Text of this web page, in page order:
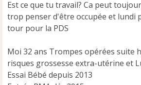
Est ce que tu travail? Ca peut
trop penser d'être occupée et lundi
tour pour la PDS
Moi 32 ans Trompes opérées suite
risques grossesse extra-utérine et
Essai Bébé depuis 2013